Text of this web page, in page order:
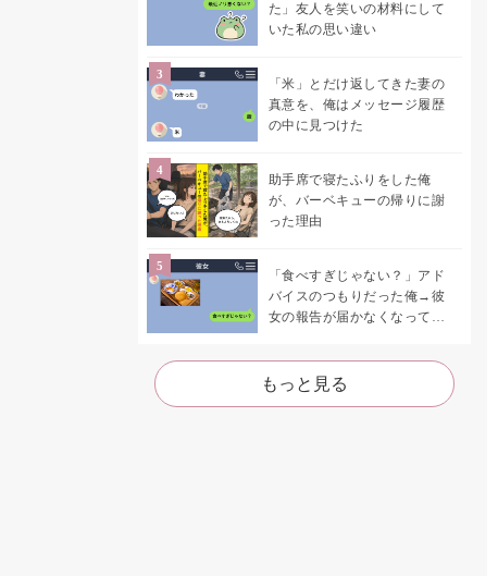
た」友人を笑いの材料にして
いた私の思い違い
「米」とだけ返してきた妻の
真意を、俺はメッセージ履歴
の中に見つけた
助手席で寝たふりをした俺
が、バーベキューの帰りに謝
った理由
「食べすぎじゃない？」アド
バイスのつもりだった俺→彼
女の報告が届かなくなって、
た
もっと見る